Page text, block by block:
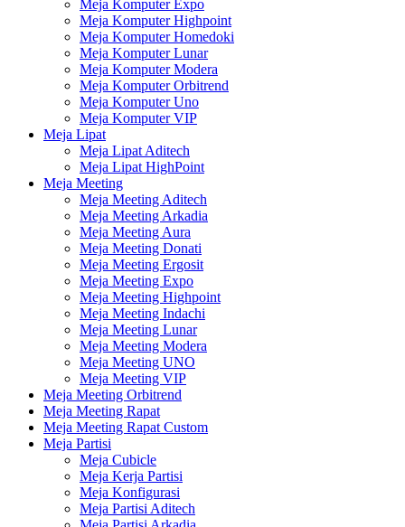
Meja Komputer Expo
Meja Komputer Highpoint
Meja Komputer Homedoki
Meja Komputer Lunar
Meja Komputer Modera
Meja Komputer Orbitrend
Meja Komputer Uno
Meja Komputer VIP
Meja Lipat
Meja Lipat Aditech
Meja Lipat HighPoint
Meja Meeting
Meja Meeting Aditech
Meja Meeting Arkadia
Meja Meeting Aura
Meja Meeting Donati
Meja Meeting Ergosit
Meja Meeting Expo
Meja Meeting Highpoint
Meja Meeting Indachi
Meja Meeting Lunar
Meja Meeting Modera
Meja Meeting UNO
Meja Meeting VIP
Meja Meeting Orbitrend
Meja Meeting Rapat
Meja Meeting Rapat Custom
Meja Partisi
Meja Cubicle
Meja Kerja Partisi
Meja Konfigurasi
Meja Partisi Aditech